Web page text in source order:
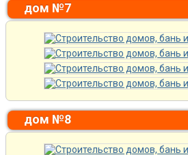
дом №7
дом №8